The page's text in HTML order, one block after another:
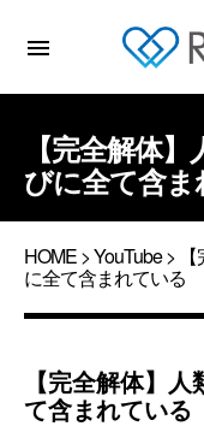
menu
【完全解体
びに全て含
HOME>YouTube> 【
に全て含まれている
【完全解体】
て含まれている